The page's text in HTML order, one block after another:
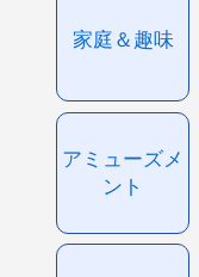
家庭＆趣味
アミューズメ
ント